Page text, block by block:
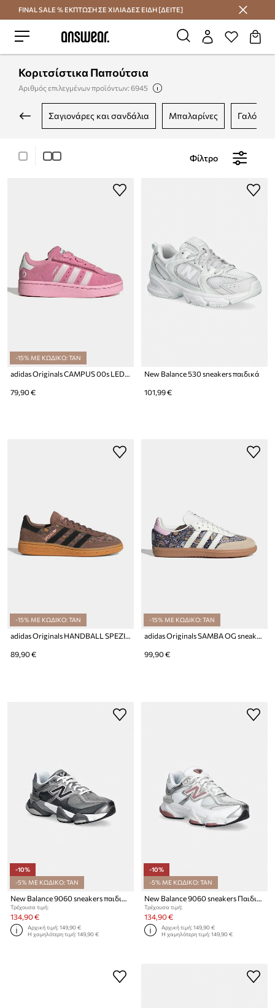
Εξοικονομήστε με το Answear Club
FINAL SALE % ΕΚΠΤΩΣΗ ΣΕ ΧΙΛΙΑΔΕΣ ΕΙΔΗ [ΔΕΙΤΕ]
Κοριτσίστικα Παπούτσια
Αριθμός επιλεγμένων προϊόντων: 6945
σαγιονάρες και σανδάλια μπαλαρίνες γαλότσες
Φίλτρο
-15% ΜΕ ΚΩΔΙΚΟ: TAN
adidas Originals CAMPUS 00s LED LIGHTS sneakers παιδικά σουέτ
79,90 €
New Balance 530 sneakers παιδικά
101,99 €
-15% ΜΕ ΚΩΔΙΚΟ: TAN
adidas Originals HANDBALL SPEZIAL sneakers παιδικά σουέτ
89,90 €
-15% ΜΕ ΚΩΔΙΚΟ: TAN
adidas Originals SAMBA OG sneakers Παιδικά
99,90 €
-10%
-5% ΜΕ ΚΩΔΙΚΟ: TAN
Τρέχουσα τιμή:
134,90 €
Αρχική τιμή:149,90 €
Η χαμηλότερη τιμή:149,90 €
-10%
-5% ΜΕ ΚΩΔΙΚΟ: TAN
Τρέχουσα τιμή:
134,90 €
Αρχική τιμή:149,90 €
Η χαμηλότερη τιμή:149,90 €